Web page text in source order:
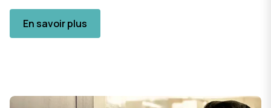
En savoir plus